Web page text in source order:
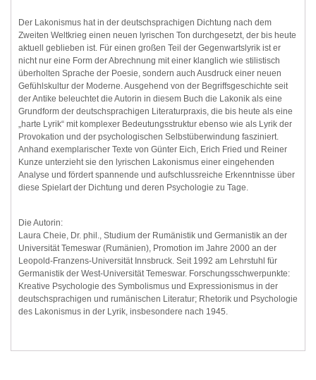
Der Lakonismus hat in der deutschsprachigen Dichtung nach dem
Zweiten Weltkrieg einen neuen lyrischen Ton durchgesetzt, der bis heute
aktuell geblieben ist. Für einen großen Teil der Gegenwartslyrik ist er
nicht nur eine Form der Abrechnung mit einer klanglich wie stilistisch
überholten Sprache der Poesie, sondern auch Ausdruck einer neuen
Gefühlskultur der Moderne. Ausgehend von der Begriffsgeschichte seit
der Antike beleuchtet die Autorin in diesem Buch die Lakonik als eine
Grundform der deutschsprachigen Literaturpraxis, die bis heute als eine
„harte Lyrik“ mit komplexer Bedeutungsstruktur ebenso wie als Lyrik der
Provokation und der psychologischen Selbstüberwindung fasziniert.
Anhand exemplarischer Texte von Günter Eich, Erich Fried und Reiner
Kunze unterzieht sie den lyrischen Lakonismus einer eingehenden
Analyse und fördert spannende und aufschlussreiche Erkenntnisse über
diese Spielart der Dichtung und deren Psychologie zu Tage.
Die Autorin:
Laura Cheie, Dr. phil., Studium der Rumänistik und Germanistik an der
Universität Temeswar (Rumänien), Promotion im Jahre 2000 an der
Leopold-Franzens-Universität Innsbruck. Seit 1992 am Lehrstuhl für
Germanistik der West-Universität Temeswar. Forschungsschwerpunkte:
Kreative Psychologie des Symbolismus und Expressionismus in der
deutschsprachigen und rumänischen Literatur; Rhetorik und Psychologie
des Lakonismus in der Lyrik, insbesondere nach 1945.